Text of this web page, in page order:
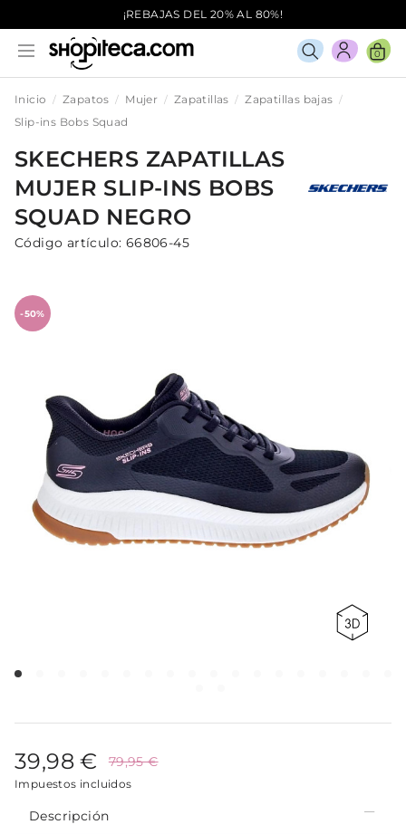
¡REBAJAS DEL 20% AL 80%!
0
Inicio Zapatos Mujer Zapatillas
Zapatillas bajas
Slip-ins Bobs Squad
SKECHERS ZAPATILLAS
MUJER SLIP-INS BOBS
SQUAD NEGRO
Código artículo: 66806-45
-50%
39,98 € 79,95 €
Impuestos incluidos
Descripción